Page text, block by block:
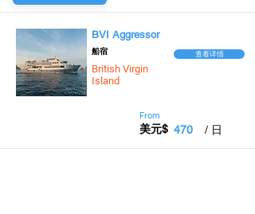
BVI Aggressor
​船宿
British Virgin
Island
查看详情
From
美元$ 470 / 日